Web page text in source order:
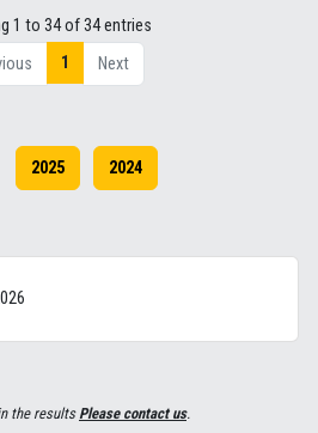
1 to 34 of 34 entries
1 Next
2025 2024
the resultsPlease contact us.